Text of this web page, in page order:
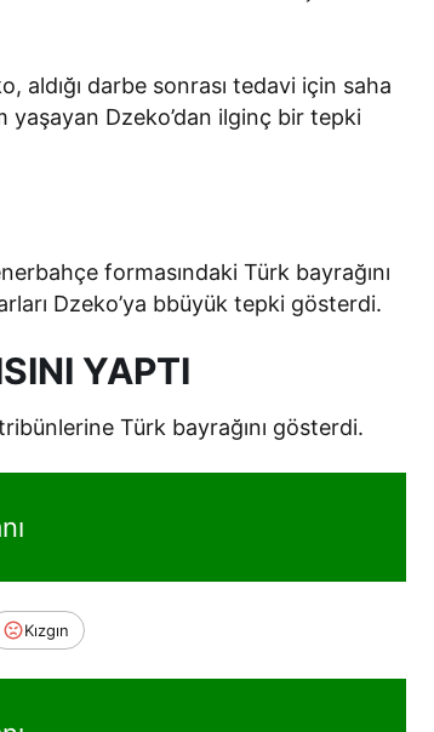
aldığı darbe sonrası tedavi için saha
yaşayan Dzeko’dan ilginç bir tepki
formasındaki Türk bayrağını
Dzeko’ya bbüyük tepki gösterdi.
YAPTI
Türk bayrağını gösterdi.
Kızgın